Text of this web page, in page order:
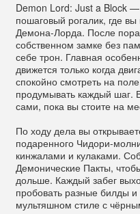
Demon Lord: Just a Block
пошаговый рогалик, где
Демона-Лорда. После
собственном замке без
себе трон. Главная
движется только когда
спокойно смотреть на
продумывать каждый шаг.
сами, пока вы стоите на
По ходу дела вы
подаренного Чидори-
кинжалами и кулаками.
Демонические Пакты,
дольше. Каждый забег
пробовать разные билды и
мультяшном стиле с